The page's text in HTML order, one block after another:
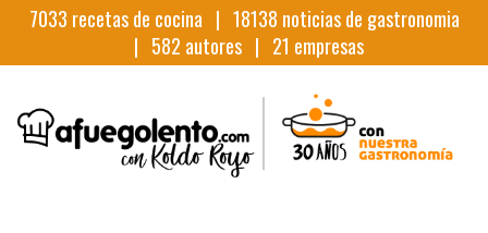
7033 recetas de cocina | 18138 noticias de gastronomia
| 582 autores | 21 empresas